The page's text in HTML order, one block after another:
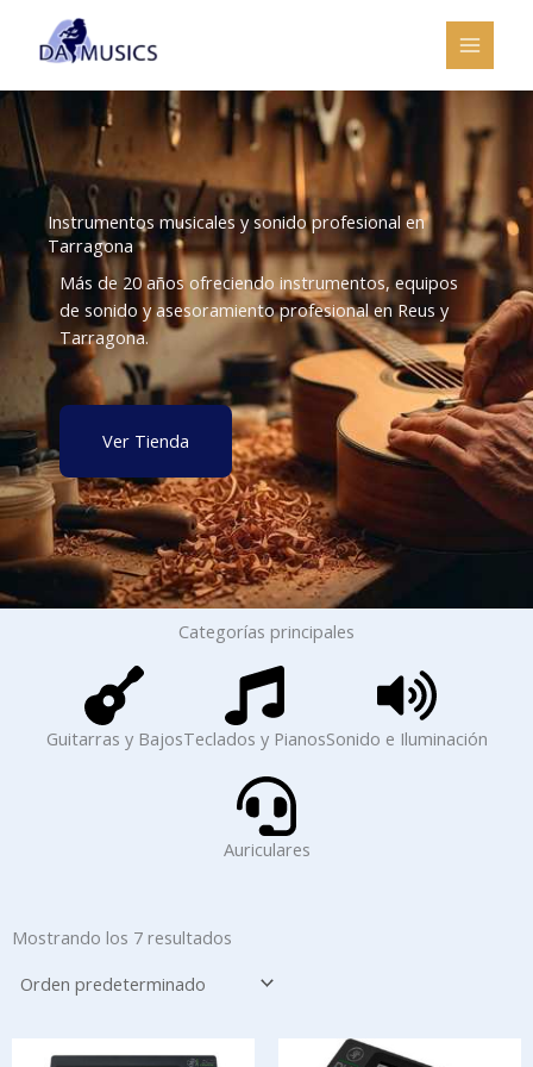
contenido
Instrumentos musicales y sonido profesional en
Tarragona
Más de 20 años ofreciendo instrumentos, equipos
de sonido y asesoramiento profesional en Reus y
Tarragona.
Ver Tienda
Categorías principales
Guitarras y BajosTeclados y PianosSonido e Iluminación
Auriculares
Mostrando los 7 resultados